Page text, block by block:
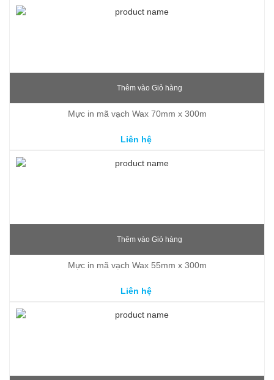
Thêm vào Giỏ hàng
Mực in mã vạch Wax 70mm x 300m
Liên hệ
Thêm vào Giỏ hàng
Mực in mã vạch Wax 55mm x 300m
Liên hệ